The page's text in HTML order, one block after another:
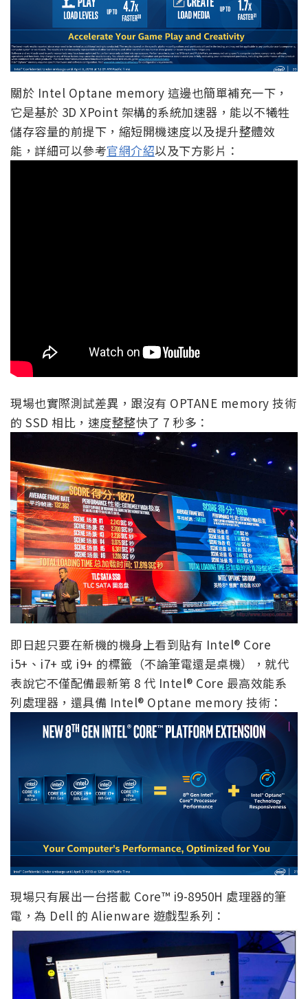
關於 Intel Optane memory 這邊也簡單補充一下，
它是基於 3D XPoint 架構的系統加速器，能以不犧牲
儲存容量的前提下，縮短開機速度以及提升整體效
能，詳細可以參考官網介紹以及下方影片：
現場也實際測試差異，跟沒有 OPTANE memory 技術
的 SSD 相比，速度整整快了 7 秒多：
即日起只要在新機的機身上看到貼有 Intel® Core
i5+、i7+ 或 i9+ 的標籤（不論筆電還是桌機），就代
表說它不僅配備最新第 8 代 Intel® Core 最高效能系
列處理器，還具備 Intel® Optane memory 技術：
現場只有展出一台搭載 Core™ i9-8950H 處理器的筆
電，為 Dell 的 Alienware 遊戲型系列：